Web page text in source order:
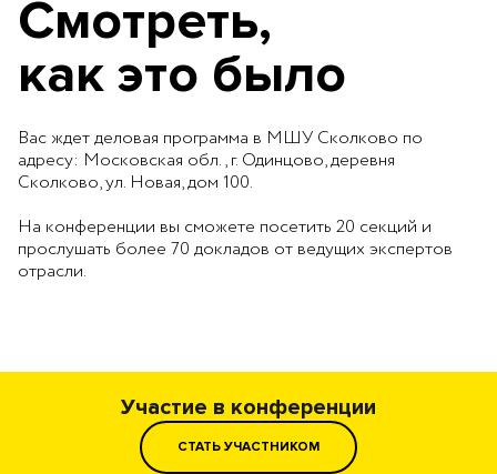
Смотреть,
как это было
Вас ждет деловая программа в МШУ Сколково по
адресу: Московская обл., г. Одинцово, деревня
Сколково, ул. Новая, дом 100.
На конференции вы сможете посетить 20 секций и
прослушать более 70 докладов от ведущих экспертов
отрасли.
Участие в конференции
СТАТЬ УЧАСТНИКОМ